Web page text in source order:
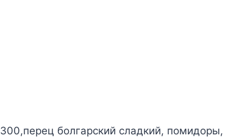
болгарский сладкий, помидоры,